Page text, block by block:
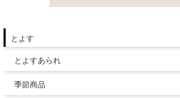
とよす
とよすあられ
季節商品